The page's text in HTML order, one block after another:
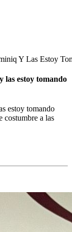
Y Las Estoy
las estoy tomando
estoy tomando
costumbre a las